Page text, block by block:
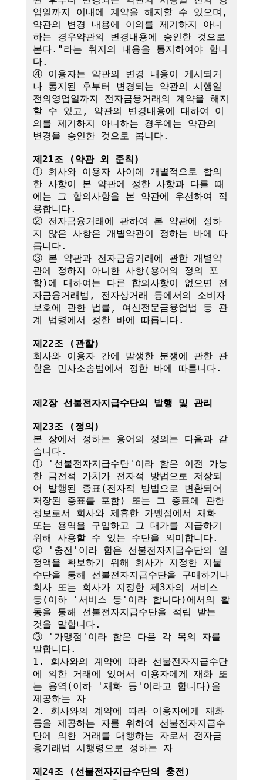
업일까지 이내에 계약을 해지할 수 있으며,
약관의 변경 내용에 이의를 제기하지 아니
하는 경우약관의 변경내용에 승인한 것으로
본다."라는 취지의 내용을 통지하여야 합니
다.
④ 이용자는 약관의 변경 내용이 게시되거
나 통지된 후부터 변경되는 약관의 시행일
전의영업일까지 전자금융거래의 계약을 해지
할 수 있고, 약관의 변경내용에 대하여 이
의를 제기하지 아니하는 경우에는 약관의
변경을 승인한 것으로 봅니다.
제21조 (약관 외 준칙)
① 회사와 이용자 사이에 개별적으로 합의
한 사항이 본 약관에 정한 사항과 다를 때
에는 그 합의사항을 본 약관에 우선하여 적
용합니다.
② 전자금융거래에 관하여 본 약관에 정하
지 않은 사항은 개별약관이 정하는 바에 따
릅니다.
③ 본 약관과 전자금융거래에 관한 개별약
관에 정하지 아니한 사항(용어의 정의 포
함)에 대하여는 다른 합의사항이 없으면 전
자금융거래법, 전자상거래 등에서의 소비자
보호에 관한 법률, 여신전문금융업법 등 관
계 법령에서 정한 바에 따릅니다.
제22조 (관할)
회사와 이용자 간에 발생한 분쟁에 관한 관
할은 민사소송법에서 정한 바에 따릅니다.
제2장 선불전자지급수단의 발행 및 관리
제23조 (정의)
본 장에서 정하는 용어의 정의는 다음과 같
습니다.
① '선불전자지급수단'이라 함은 이전 가능
한 금전적 가치가 전자적 방법으로 저장되
어 발행된 증표(전자적 방법으로 변환되어
저장된 증표를 포함) 또는 그 증표에 관한
정보로서 회사와 제휴한 가맹점에서 재화
또는 용역을 구입하고 그 대가를 지급하기
위해 사용할 수 있는 수단을 의미합니다.
② '충전'이라 함은 선불전자지급수단의 일
정액을 확보하기 위해 회사가 지정한 지불
수단을 통해 선불전자지급수단을 구매하거나
회사 또는 회사가 지정한 제3자의 서비스
등(이하 '서비스 등'이라 합니다)에서의 활
동을 통해 선불전자지급수단을 적립 받는
것을 말합니다.
③ '가맹점'이라 함은 다음 각 목의 자를
말합니다.
1. 회사와의 계약에 따라 선불전자지급수단
에 의한 거래에 있어서 이용자에게 재화 또
는 용역(이하 '재화 등'이라고 합니다)을
제공하는 자
2. 회사와의 계약에 따라 이용자에게 재화
등을 제공하는 자를 위하여 선불전자지급수
단에 의한 거래를 대행하는 자로서 전자금
융거래법 시행령으로 정하는 자
제24조 (선불전자지급수단의 충전)